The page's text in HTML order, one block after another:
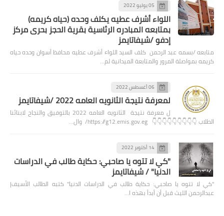
05 يوليو 2022
اللواء أشرف عطيه يكلف وحده (حياه كريمه)
بمتابعه المبادره الرئاسية بقرية الحجز بحرى مركز
إدفو /شيفاتايمز
متابعه /بسمه عبد الرحمن كلف السيد اللواء أشرف عطيه محافظ أسوان وحده حياه
كريمه بمواصلة المرور والمتابعة الميدانية لم…
06 أغسطس 2022
لمعرفة نتيجة الثانويه العامه 2022 /شيفاتايمز
ل معرفة نتيجة الثانويه العامه 2022 بالتوفيق والنجاح لابنائنا
الطلاب 👇👇👇👇👇👇👇👇👇 https://g12.emis.gov.eg/ وال…
14 أكتوبر 2022
"كي لا تتوه يا صاحبي: حكاية طالب في الدراسات
الدنيا" / شيفاتايمز
"كي لا تتوه يا صاحبي: حكاية طالب في الدراسات الدنيا" كتبه الطالب الأسيف|
عبدالرحمن الليث قبل أن أبدأ بهذه ا…